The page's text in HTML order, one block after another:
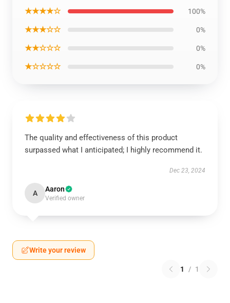
★★★★☆ 100%
★★★☆☆ 0%
★★☆☆☆ 0%
★☆☆☆☆ 0%
The quality and effectiveness of this product
surpassed what I anticipated; I highly recommend it.
Dec 23, 2024
A Aaron
Verified owner
Write your review
1 / 1